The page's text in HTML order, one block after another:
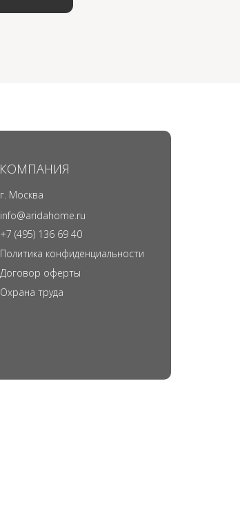
КОМПАНИЯ
г. Москва
info@aridahome.ru
+7 (495) 136 69 40
Политика конфиденциальности
Договор оферты
Охрана труда